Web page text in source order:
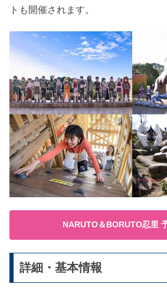
トも開催されます。
NARUTO＆BORUTO忍里
詳細・基本情報